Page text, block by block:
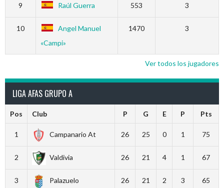
9 Raúl Guerra 553 3
10
Angel Manuel
«Campi»
1470 3
Ver todos los jugadores
LIGA AFAS GRUPO A
Pos Club P G E P Pts
1 Campanario At 26 25 0 1 75
2 Valdivia 26 21 4 1 67
3 Palazuelo 26 21 2 3 65